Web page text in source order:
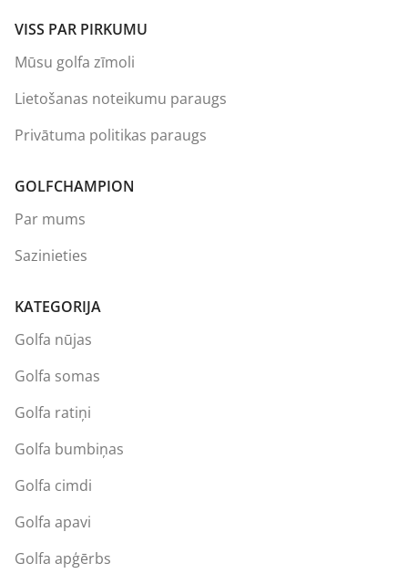
VISS PAR PIRKUMU
Mūsu golfa zīmoli
Lietošanas noteikumu paraugs
Privātuma politikas paraugs
GOLFCHAMPION
Par mums
Sazinieties
KATEGORIJA
Golfa nūjas
Golfa somas
Golfa ratiņi
Golfa bumbiņas
Golfa cimdi
Golfa apavi
Golfa apģērbs